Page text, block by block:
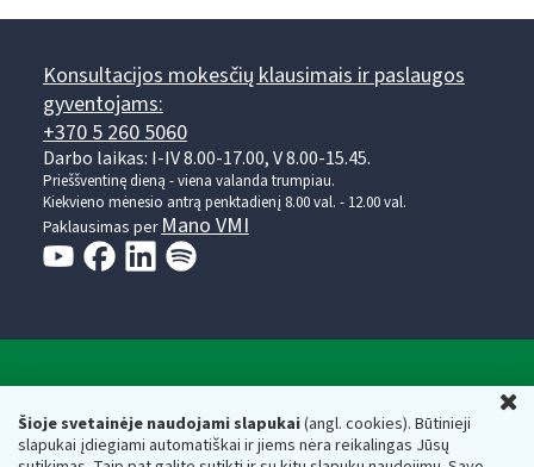
Šioje svetainėje naudojami slapukai(angl. cookies). Būtinieji
slapukai įdiegiami automatiškai ir jiems nėra reikalingas Jūsų
Konsultacijos mokesčių klausimais ir paslaugos
gyventojams:
+370 5 260 5060
Darbo laikas: I-IV 8.00-17.00, V 8.00-15.45.
Prieššventinę dieną - viena valanda trumpiau.
Kiekvieno mėnesio antrą penktadienį 8.00 val. - 12.00 val.
Paklausimas per Mano VMI
Respublikos finansų ministerijos